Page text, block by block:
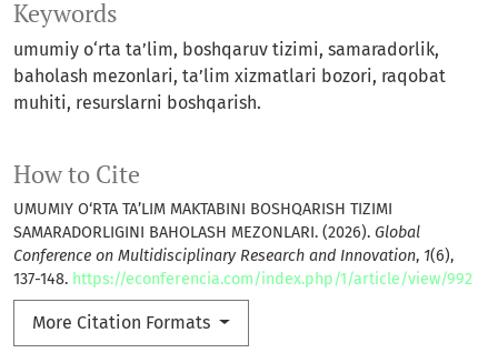
Keywords
umumiy o‘rta ta’lim, boshqaruv tizimi, samaradorlik,
baholash mezonlari, ta’lim xizmatlari bozori, raqobat
muhiti, resurslarni boshqarish.
How to Cite
UMUMIY O‘RTA TA’LIM MAKTABINI BOSHQARISH TIZIMI
SAMARADORLIGINI BAHOLASH MEZONLARI. (2026). Global
Conference on Multidisciplinary Research and Innovation, 1(6),
137-148. https://econferencia.com/index.php/1/article/view/992
More Citation Formats